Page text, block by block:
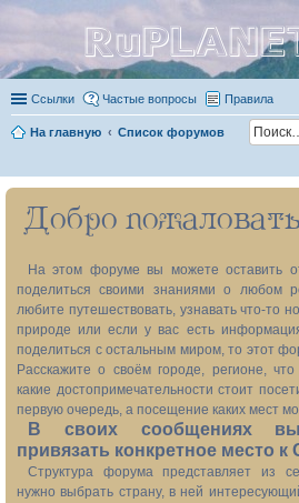
Ссылки Частые вопросы Правила
На главную Список форумов
Добро
На этом форуме вы можете оставить
поделиться своими знаниями о любом
любите путешествовать, узнавать что-то
природе или если у вас есть
поделиться с остальным миром, то этот
Расскажите о своём городе, регионе,
какие достопримечательности стоит
первую очередь, а посещение каких мест
В своих сообщениях
привязать конкретное место к
Структура форума представляет из
нужно выбрать страну, в ней